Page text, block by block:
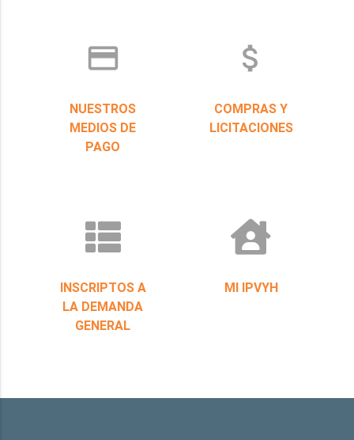
credit_card
NUESTROS
MEDIOS DE
PAGO
attach_money
COMPRAS Y
LICITACIONES
INSCRIPTOS A
LA DEMANDA
GENERAL
MI IPVYH